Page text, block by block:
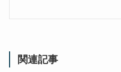
関連記事